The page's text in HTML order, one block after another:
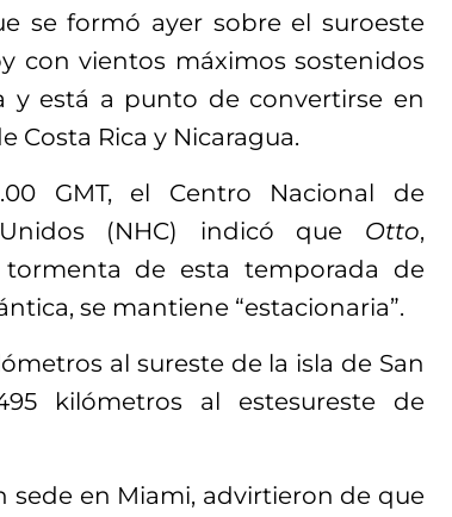
se formó ayer sobre el suroeste
con vientos máximos sostenidos
y está a punto de convertirse en
Costa Rica y Nicaragua.
GMT, el Centro Nacional de
(NHC) indicó que Otto,
de esta temporada de
se mantiene “estacionaria”.
al sureste de la isla de San
kilómetros al estesureste de
sede en Miami, advirtieron de que